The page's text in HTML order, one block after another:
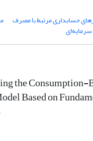
حسابداری مرتبط با مصرف
the Consumption-
Based on